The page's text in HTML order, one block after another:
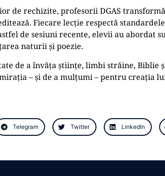
de rechizite, profesorii DGAS
Fiecare lecție respectă
de sesiuni recente, elevii au abordat
naturii și poezie.
de a învăța științe, limbi străine,
– și de a mulțumi – pentru creația
Telegram Twitter LinkedIn